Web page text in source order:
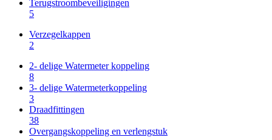
Terugstroombeveiligingen
5
Verzegelkappen
2
2- delige Watermeter koppeling
8
3- delige Watermeterkoppeling
3
Draadfittingen
38
Overgangskoppeling en verlengstuk